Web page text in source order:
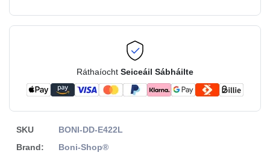
Ráthaíocht Seiceáil Sábháilte
SKU
BONI-DD-E422L
Brand:
Boni-Shop®